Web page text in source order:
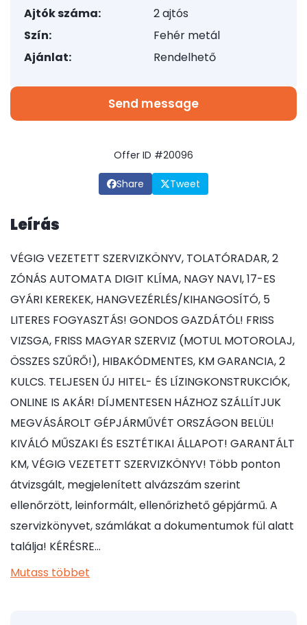
Ajtók száma:
2 ajtós
Szín:
Fehér metál
Ajánlat:
Rendelhető
Send message
Offer ID #20096
Share Tweet
Leírás
VÉGIG VEZETETT SZERVIZKÖNYV, TOLATÓRADAR, 2
ZÓNÁS AUTOMATA DIGIT KLÍMA, NAGY NAVI, 17-ES
GYÁRI KEREKEK, HANGVEZÉRLÉS/KIHANGOSÍTÓ, 5
LITERES FOGYASZTÁS! GONDOS GAZDÁTÓL! FRISS
VIZSGA, FRISS MAGYAR SZERVIZ (MOTUL MOTOROLAJ,
ÖSSZES SZŰRŐ!), HIBAKÓDMENTES, KM GARANCIA, 2
KULCS. TELJESEN ÚJ HITEL- ÉS LÍZINGKONSTRUKCIÓK,
ONLINE IS AKÁR! DÍJMENTESEN HÁZHOZ SZÁLLÍTJUK
MEGVÁSÁROLT GÉPJÁRMŰVÉT ORSZÁGON BELÜL!
KIVÁLÓ MŰSZAKI ÉS ESZTÉTIKAI ÁLLAPOT! GARANTÁLT
KM, VÉGIG VEZETETT SZERVIZKÖNYV! Több ponton
átvizsgált, megjelenített alvázszám szerint
ellenőrzött, leinformált, ellenőrizhető gépjármű. A
szervizkönyvet, számlákat a dokumentumok fül alatt
találja! KÉRÉSRE…
Mutass többet